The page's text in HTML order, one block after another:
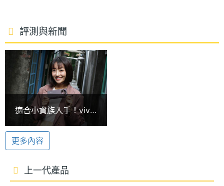
濾鏡，支援 4K 高清錄影，搭載一鍵拍攝、一鍵成片
的微影片功能。
柔光人像系統 3.0
vivo V30e 5G 導入「柔光人像 3.0」技術，可提供較
一般閃光燈高出 9 倍的補光面積，柔和度更較一般閃
光燈提升 45 倍，且智慧色溫調節還可自動偵測周圍
環境，提供最適合的拍攝光源。
處理器
核心數
8
圖形處
理器
Adreno 710
RAM記
憶體
8 GB
ROM儲
存空間
電池容
5500 mAh
評測與新聞
適合小資族入手！vivo
V30e 5G不只拍人好
看，電池續航更耐用
更多內容
上一代產品